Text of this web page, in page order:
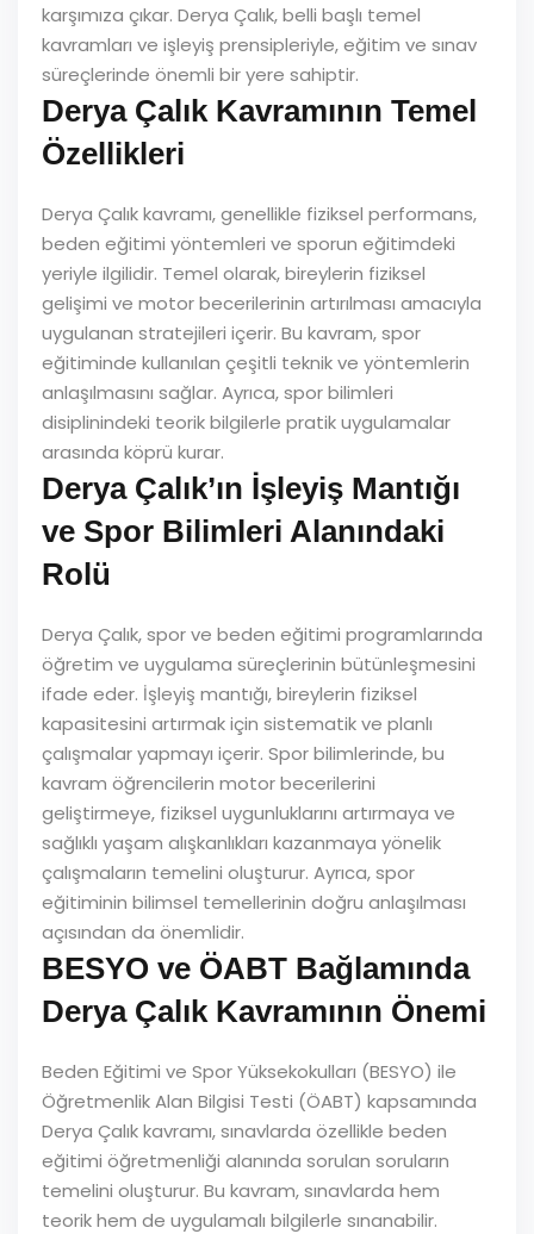
karşımıza çıkar. Derya Çalık, belli başlı temel
kavramları ve işleyiş prensipleriyle, eğitim ve sınav
süreçlerinde önemli bir yere sahiptir.
Derya Çalık Kavramının Temel
Özellikleri
Derya Çalık kavramı, genellikle fiziksel performans,
beden eğitimi yöntemleri ve sporun eğitimdeki
yeriyle ilgilidir. Temel olarak, bireylerin fiziksel
gelişimi ve motor becerilerinin artırılması amacıyla
uygulanan stratejileri içerir. Bu kavram, spor
eğitiminde kullanılan çeşitli teknik ve yöntemlerin
anlaşılmasını sağlar. Ayrıca, spor bilimleri
disiplinindeki teorik bilgilerle pratik uygulamalar
arasında köprü kurar.
Derya Çalık’ın İşleyiş Mantığı
ve Spor Bilimleri Alanındaki
Rolü
Derya Çalık, spor ve beden eğitimi programlarında
öğretim ve uygulama süreçlerinin bütünleşmesini
ifade eder. İşleyiş mantığı, bireylerin fiziksel
kapasitesini artırmak için sistematik ve planlı
çalışmalar yapmayı içerir. Spor bilimlerinde, bu
kavram öğrencilerin motor becerilerini
geliştirmeye, fiziksel uygunluklarını artırmaya ve
sağlıklı yaşam alışkanlıkları kazanmaya yönelik
çalışmaların temelini oluşturur. Ayrıca, spor
eğitiminin bilimsel temellerinin doğru anlaşılması
açısından da önemlidir.
BESYO ve ÖABT Bağlamında
Derya Çalık Kavramının Önemi
Beden Eğitimi ve Spor Yüksekokulları (BESYO) ile
Öğretmenlik Alan Bilgisi Testi (ÖABT) kapsamında
Derya Çalık kavramı, sınavlarda özellikle beden
eğitimi öğretmenliği alanında sorulan soruların
temelini oluşturur. Bu kavram, sınavlarda hem
teorik hem de uygulamalı bilgilerle sınanabilir.